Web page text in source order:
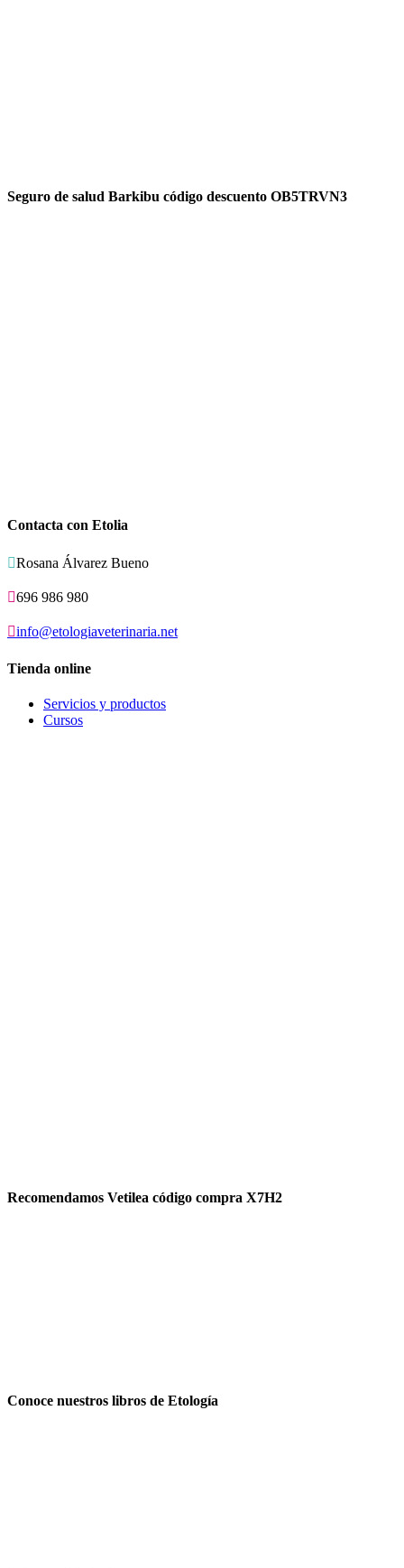
Seguro de salud Barkibu código descuento OB5TRVN3
Contacta con Etolia
Rosana Álvarez Bueno
696 986 980
info@etologiaveterinaria.net
Tienda online
Servicios y productos
Cursos
Recomendamos Vetilea código compra X7H2
Conoce nuestros libros de Etología